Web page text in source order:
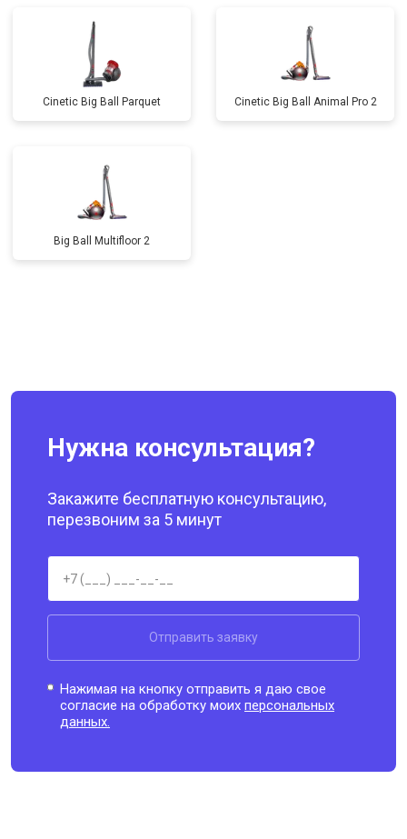
Cinetic Big Ball Parquet Cinetic Big Ball Animal Pro 2
Big Ball Multifloor 2
Нужна консультация?
Закажите бесплатную консультацию,
перезвоним за 5 минут
Отправить заявку
Нажимая на кнопку отправить я даю свое
согласие на обработку моихперсональных
данных.